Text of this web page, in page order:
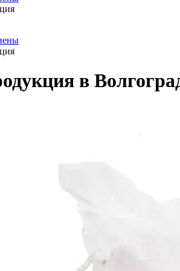
в